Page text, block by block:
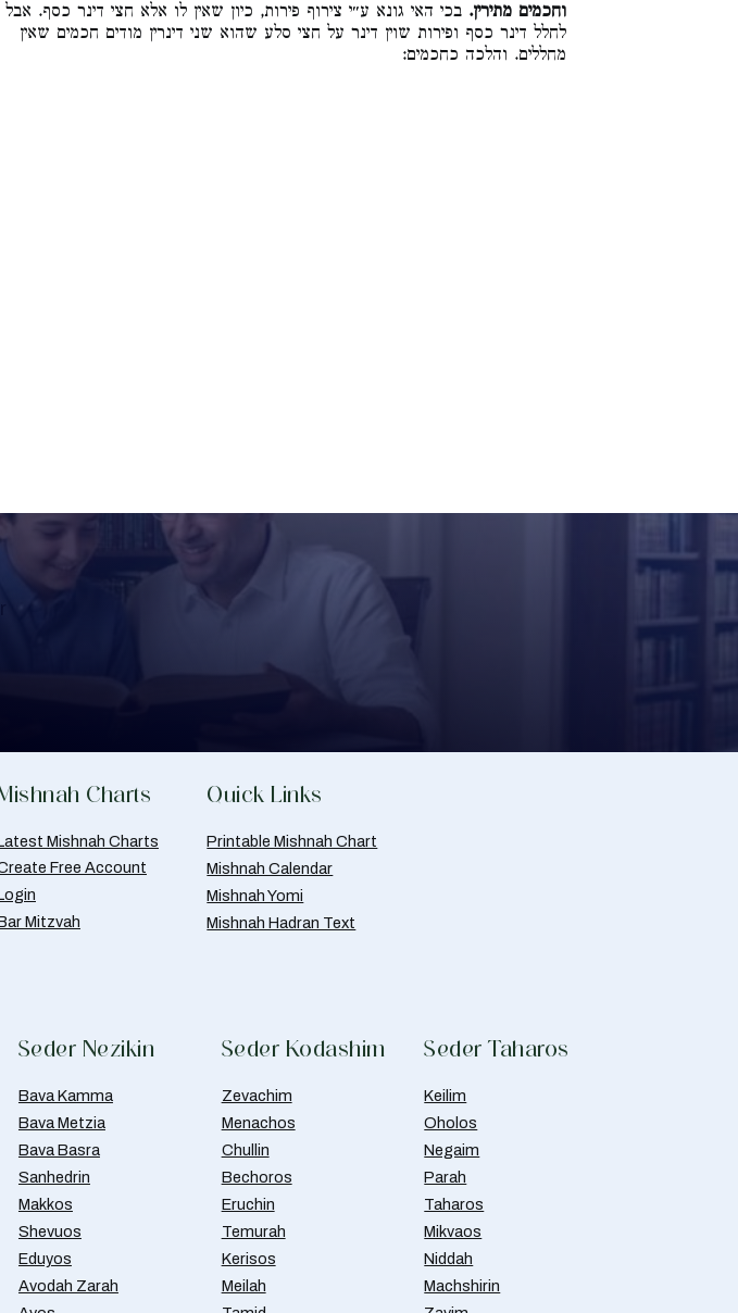
וחכמים מתירין. בכי האי גונא ע״י צירוף פירות, כיון שאין לו אלא חצי דינר כסף. אבל
לחלל דינר כסף ופירות שוין דינר על חצי סלע שהוא שני דינרין מודים חכמים שאין
מחללים. והלכה כחכמים:
Charts
Mishnah Charts
Free Account
Mitzvah
Quick Links
Printable Mishnah Chart
Mishnah Calendar
Mishnah Yomi
Mishnah Hadran Text
Seder Nezikin
Bava Kamma
Bava Metzia
Bava Basra
Sanhedrin
Makkos
Shevuos
Eduyos
Avodah Zarah
Seder Kodashim
Zevachim
Menachos
Chullin
Bechoros
Eruchin
Temurah
Kerisos
Meilah
Seder Taharos
Keilim
Oholos
Negaim
Parah
Taharos
Mikvaos
Niddah
Machshirin